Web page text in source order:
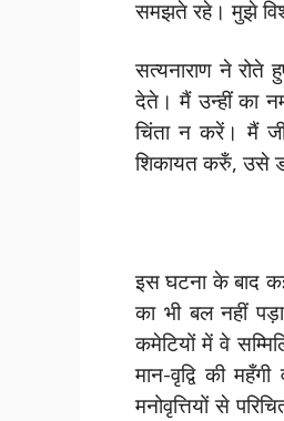
समझते रहे। मुझे
सत्यनाराण ने रोते
देते। मैं उन्हीं का
चिंता न करें। मैं
शिकायत करुँ, उसे
इस घटना के बाद
का भी बल नहीं
कमेटियों में वे
मान-वृद्वि की
मनोवृत्तियों से